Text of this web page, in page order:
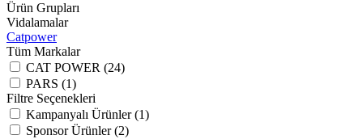
Ürün Grupları
Vidalamalar
Catpower
Tüm Markalar
CAT POWER (24)
PARS (1)
Filtre Seçenekleri
Kampanyalı Ürünler (1)
Sponsor Ürünler (2)